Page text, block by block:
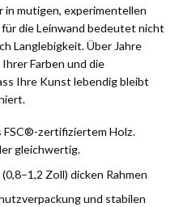
mutigen, experimentellen
die Leinwand bedeutet nicht
Langlebigkeit. Über Jahre
Farben und die
Ihre Kunst lebendig bleibt
FSC®-zertifiziertem Holz.
gleichwertig.
Zoll) dicken Rahmen
und stabilen